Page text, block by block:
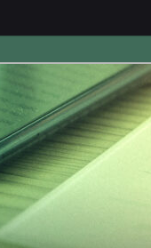
und Forschung